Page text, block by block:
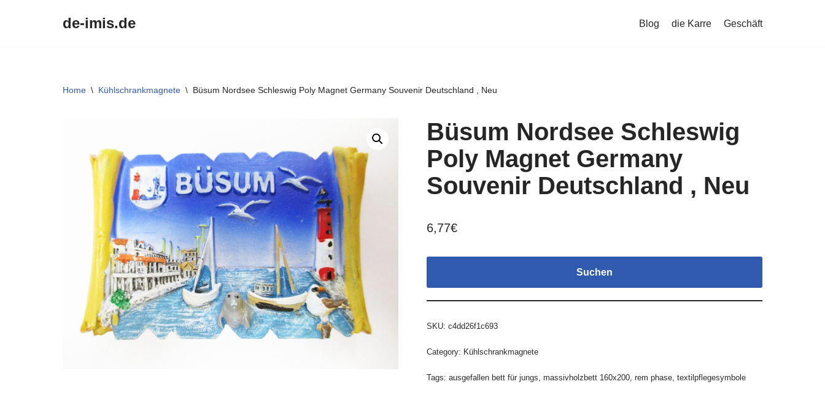
de-imis.de Blog die Karre Geschäft
Home \ Kühlschrankmagnete \ Büsum Nordsee Schleswig Poly Magnet Germany Souvenir Deutschland , Neu
Büsum Nordsee Schleswig
Poly Magnet Germany
Souvenir Deutschland , Neu
6,77€
Suchen
SKU: c4dd26f1c693
Category: Kühlschrankmagnete
Tags: ausgefallen bett für jungs, massivholzbett 160x200, rem phase, textilpflegesymbole